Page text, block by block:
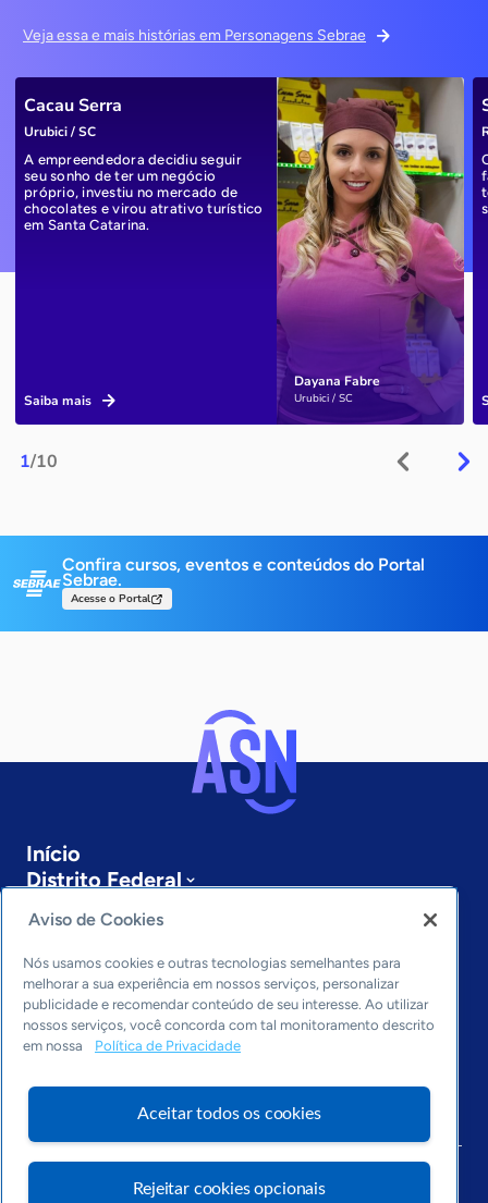
Veja essa e mais histórias em Personagens Sebrae
1/10
Dayana Fabre
Urubici / SC
Cacau Serra
Urubici / SC
A empreendedora decidiu seguir
seu sonho de ter um negócio
próprio, investiu no mercado de
chocolates e virou atrativo turístico
em Santa Catarina.
Saiba mais
Confira cursos, eventos e conteúdos do Portal
Sebrae.
Acesse o Portal
Início
Distrito Federal
Sobre a ASN
Últimas notícias
Entre em contato
Editorias
Economia & Política
Inovação & Tecnologia
Cultura empreendedora
Arquivo
Aviso de Cookies
Nós usamos cookies e outras tecnologias semelhantes para
melhorar a sua experiência em nossos serviços, personalizar
publicidade e recomendar conteúdo de seu interesse. Ao utilizar
nossos serviços, você concorda com tal monitoramento descrito
em nossa
Política de Privacidade
Aceitar todos os cookies
Rejeitar cookies opcionais